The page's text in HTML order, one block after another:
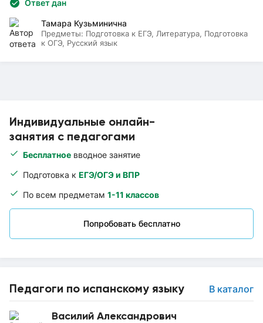
Индивидуальные онлайн-
занятия с педагогами
Бесплатное вводное занятие
Подготовка к ЕГЭ/ОГЭ и ВПР
По всем предметам 1-11 классов
Попробовать бесплатно
Педагоги по испанскому языку В каталог
Василий Александрович
Ответ дан
Тамара Кузьминична
Предметы: Подготовка к ЕГЭ, Литература, Подготовка
к ОГЭ, Русский язык